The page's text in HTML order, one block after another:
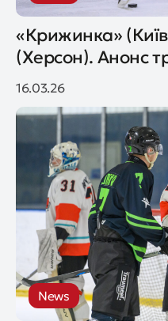
«Крижинка»
(Херсон). Анонс
16.03.26
News